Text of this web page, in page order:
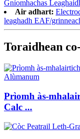
Gnìomhachas
Air adhart:
leaghadh EAF/
Toraidhean
Prìomh às-
Calc ...